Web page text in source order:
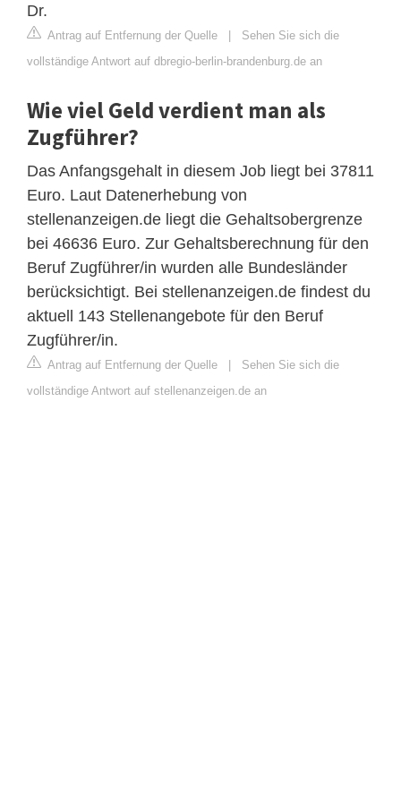
Dr.
Antrag auf Entfernung der Quelle | Sehen Sie sich die
vollständige Antwort auf dbregio-berlin-brandenburg.de an
Wie viel Geld verdient man als
Zugführer?
Das Anfangsgehalt in diesem Job liegt bei 37811
Euro. Laut Datenerhebung von
stellenanzeigen.de liegt die Gehaltsobergrenze
bei 46636 Euro. Zur Gehaltsberechnung für den
Beruf Zugführer/in wurden alle Bundesländer
berücksichtigt. Bei stellenanzeigen.de findest du
aktuell 143 Stellenangebote für den Beruf
Zugführer/in.
Antrag auf Entfernung der Quelle | Sehen Sie sich die
vollständige Antwort auf stellenanzeigen.de an